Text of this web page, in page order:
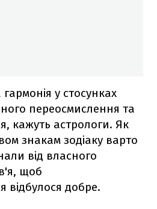
гармонія у стосунках
переосмислення та
кажуть астрологи. Як
знакам зодіаку варто
від власного
щоб
відбулося добре.